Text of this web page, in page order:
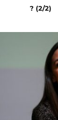
? (2/2)